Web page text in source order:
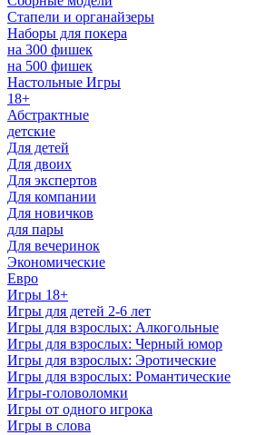
Стапели и органайзеры
Наборы для покера
на 300 фишек
на 500 фишек
Настольные Игры
18+
Абстрактные
детские
Для детей
Для двоих
Для экспертов
Для компании
Для новичков
для пары
Для вечеринок
Экономические
Евро
Игры 18+
Игры для детей 2-6 лет
Игры для взрослых: Алкогольные
Игры для взрослых: Черный юмор
Игры для взрослых: Эротические
Игры для взрослых: Романтические
Игры-головоломки
Игры от одного игрока
Игры в слова